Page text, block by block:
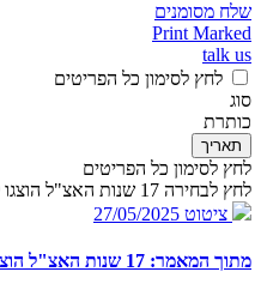
שלח מסומנים
Print Marked
talk us
לחץ לסימון כל הפריטים
סוג
כותרת
תאריך
לחץ לסימון כל הפריטים
לחץ לבחירה 17 שנות האצ"ל הוצגו לפני לוחמיו בהיכל התרבות
ציטוט 27/05/2025
מתוך המאמר: 17 שנות האצ"ל הוצגו לפני לוחמיו בהיכל התרבות